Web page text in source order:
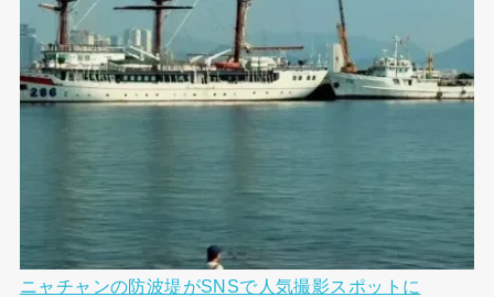
ニャチャンの防波堤がSNSで人気撮影スポットに